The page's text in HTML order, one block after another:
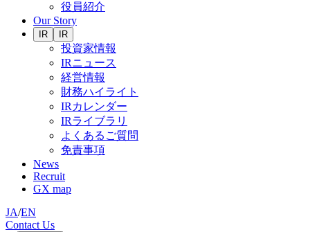
役員紹介
Our Story
IR IR
投資家情報
IRニュース
経営情報
財務ハイライト
IRカレンダー
IRライブラリ
よくあるご質問
免責事項
News
Recruit
GX map
JA/EN
Contact Us